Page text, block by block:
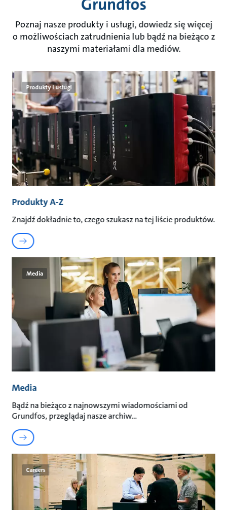
Grundfos
Poznaj nasze produkty i usługi, dowiedz się więcej
o możliwościach zatrudnienia lub bądź na bieżąco z
naszymi materiałami dla mediów.
Produkty i usługi
Produkty A-Z
Znajdź dokładnie to, czego szukasz na tej liście produktów.
Media
Media
Bądź na bieżąco z najnowszymi wiadomościami od
Grundfos, przeglądaj nasze archiw
Careers